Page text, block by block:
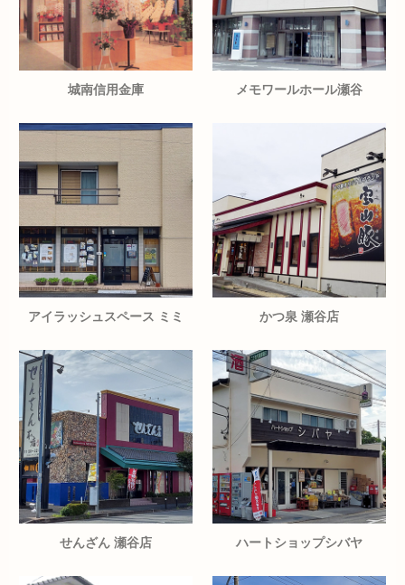
城南信用金庫 メモワールホール瀬谷
アイラッシュスペース ミミ かつ泉 瀬谷店
せんざん 瀬谷店 ハートショップシバヤ